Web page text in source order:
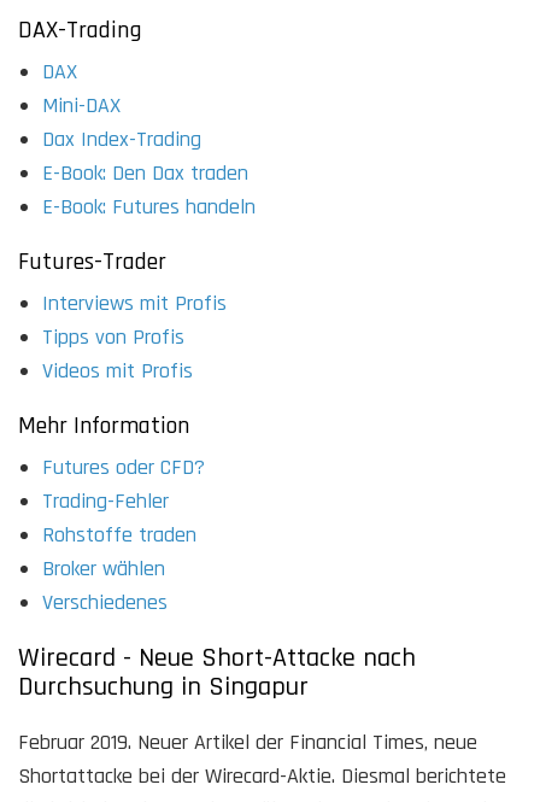
DAX-Trading
DAX
Mini-DAX
Dax Index-Trading
E-Book: Den Dax traden
E-Book: Futures handeln
Futures-Trader
Interviews mit Profis
Tipps von Profis
Videos mit Profis
Mehr Information
Futures oder CFD?
Trading-Fehler
Rohstoffe traden
Broker wählen
Verschiedenes
Wirecard - Neue Short-Attacke nach
Durchsuchung in Singapur
Februar 2019. Neuer Artikel der Financial Times, neue
Shortattacke bei der Wirecard-Aktie. Diesmal berichtete